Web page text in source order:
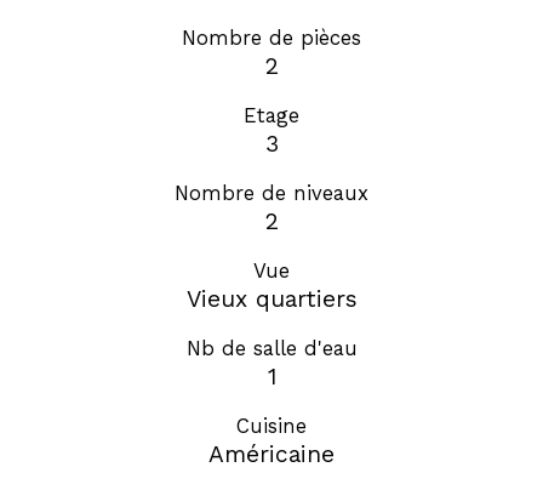
Nombre de pièces
2
Etage
3
Nombre de niveaux
2
Vue
Vieux quartiers
Nb de salle d'eau
1
Cuisine
Américaine